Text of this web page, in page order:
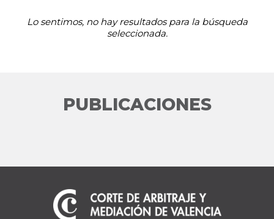
Lo sentimos, no hay resultados para la búsqueda
seleccionada.
PUBLICACIONES